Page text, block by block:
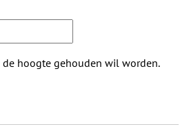
hoogte gehouden wil worden.